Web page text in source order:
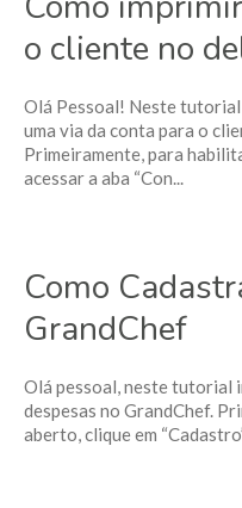
o cliente no
Olá Pessoal! Neste
uma via da conta para o
Primeiramente, para
acessar a aba “Con...
Como
GrandChef
Olá pessoal, neste tutorial
despesas no GrandChef.
aberto, clique em